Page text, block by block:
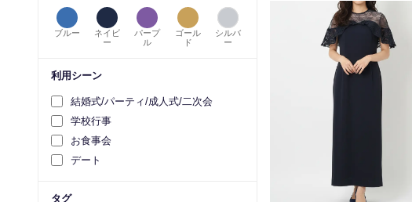
ブルー
ネイビ
ー
パープ
ル
ゴール
ド
シルバ
ー
利用シーン
結婚式/パーティ/成人式/二次会
学校行事
お食事会
デート
タグ